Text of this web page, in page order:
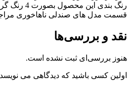
رنگ
قسمت مدل های صندلی ناهاخوری
نقد و بررسی‌ها
هنوز بررسی‌ای ثبت نشده است.
اولین کسی باشید که دیدگاهی می